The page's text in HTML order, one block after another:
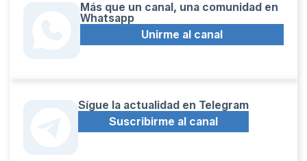
Más que un canal, una comunidad en
Whatsapp
Unirme al canal
Sígue la actualidad en Telegram
Suscribirme al canal